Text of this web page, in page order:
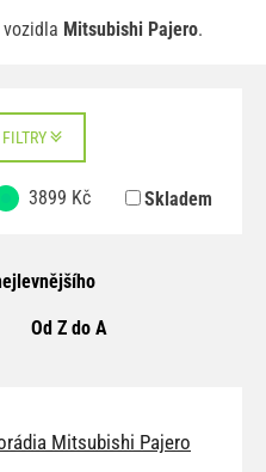
Mitsubishi Pajero.
3899 Kč Skladem
Od Z do A
Mitsubishi Pajero